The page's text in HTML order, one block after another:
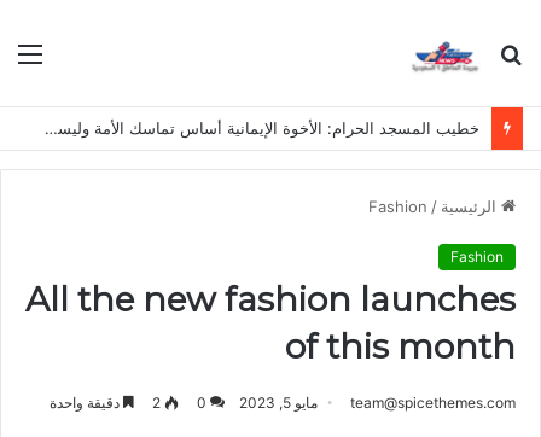
بحث
خطيب المسجد الحرام: الأخوة الإيمانية أساس تماسك الأمة وليست مجرد دعوى
الرئيسية /
Fashion
Fashion
All the new fashion launches
of this month
team@spicethemes.com مايو 5, 2023 0
2 دقيقة واحدة